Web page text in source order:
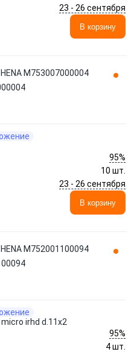
23 - 26 сентября
В корзину
M753007000004
95%
10 шт.
23 - 26 сентября
В корзину
M752001100094
irhd d.11x2
95%
4 шт.